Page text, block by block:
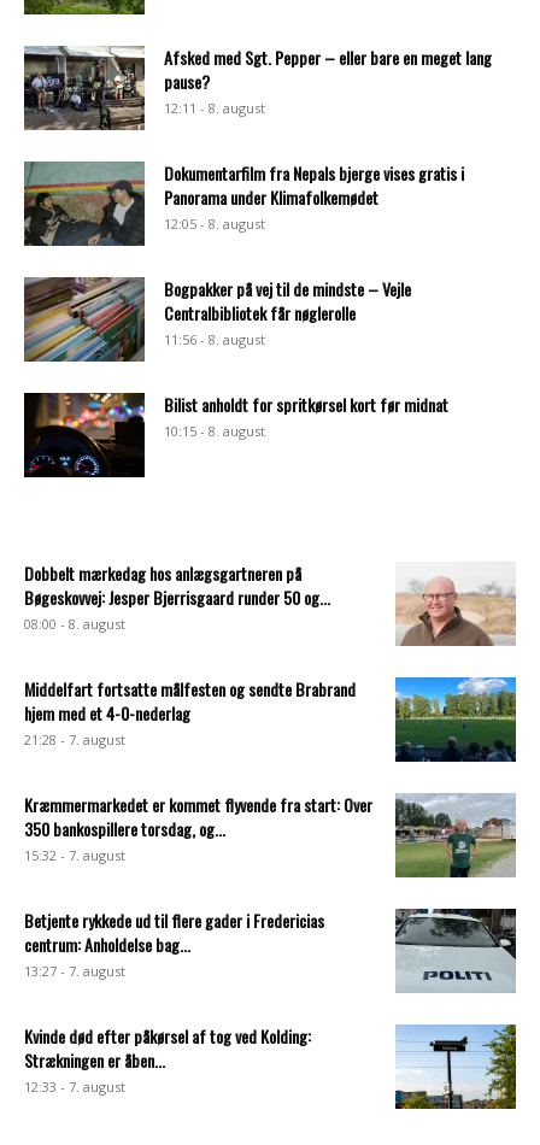
Afsked med Sgt. Pepper – eller bare en meget lang
pause?
12:11 - 8. august
Dokumentarfilm fra Nepals bjerge vises gratis i
Panorama under Klimafolkemødet
12:05 - 8. august
Bogpakker på vej til de mindste – Vejle
Centralbibliotek får nøglerolle
11:56 - 8. august
Bilist anholdt for spritkørsel kort før midnat
10:15 - 8. august
Dobbelt mærkedag hos anlægsgartneren på
Bøgeskovvej: Jesper Bjerrisgaard runder 50 og...
08:00 - 8. august
Middelfart fortsatte målfesten og sendte Brabrand
hjem med et 4-0-nederlag
21:28 - 7. august
Kræmmermarkedet er kommet flyvende fra start: Over
350 bankospillere torsdag, og...
15:32 - 7. august
Betjente rykkede ud til flere gader i Fredericias
centrum: Anholdelse bag...
13:27 - 7. august
Kvinde død efter påkørsel af tog ved Kolding:
Strækningen er åben...
12:33 - 7. august